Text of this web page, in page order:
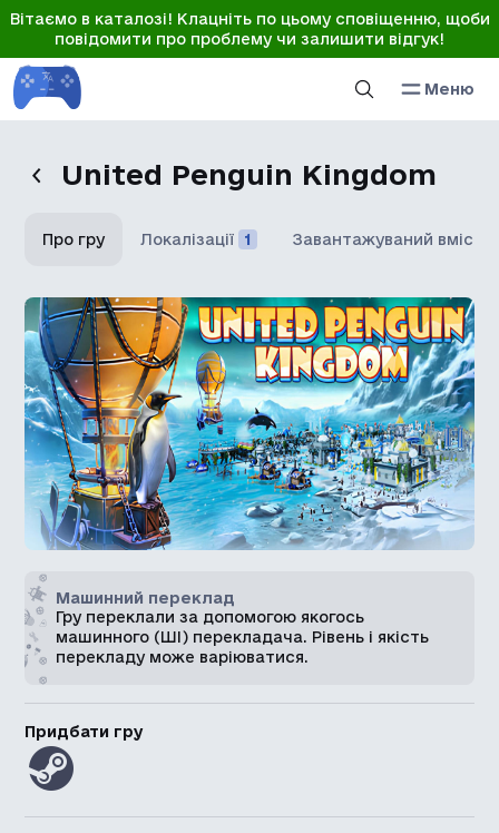
Вітаємо в каталозі! Клацніть по цьому сповіщенню, щоби
повідомити про проблему чи залишити відгук!
Меню
United Penguin Kingdom
Про гру Локалізації 1 Завантажуваний вміст
Машинний переклад
Гру переклали за допомогою якогось
машинного (ШІ) перекладача. Рівень і якість
перекладу може варіюватися.
Придбати гру